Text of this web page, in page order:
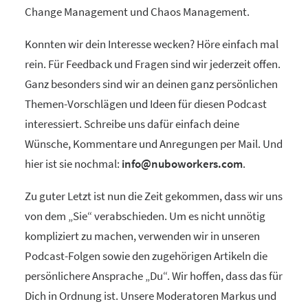
Change Management und Chaos Management.
Konnten wir dein Interesse wecken? Höre einfach mal
rein. Für Feedback und Fragen sind wir jederzeit offen.
Ganz besonders sind wir an deinen ganz persönlichen
Themen-Vorschlägen und Ideen für diesen Podcast
interessiert. Schreibe uns dafür einfach deine
Wünsche, Kommentare und Anregungen per Mail. Und
hier ist sie nochmal: info@nuboworkers.com.
Zu guter Letzt ist nun die Zeit gekommen, dass wir uns
von dem „Sie“ verabschieden. Um es nicht unnötig
kompliziert zu machen, verwenden wir in unseren
Podcast-Folgen sowie den zugehörigen Artikeln die
persönlichere Ansprache „Du“. Wir hoffen, dass das für
Dich in Ordnung ist. Unsere Moderatoren Markus und